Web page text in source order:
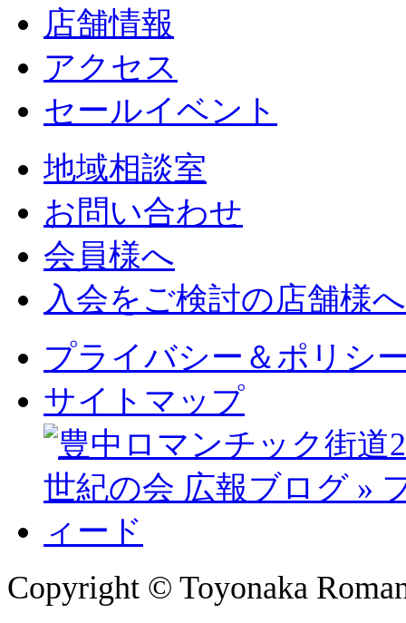
店舗情報
アクセス
セールイベント
地域相談室
お問い合わせ
会員様へ
入会をご検討の店舗様へ
プライバシー＆ポリシ
サイトマップ
Copyright © Toyonaka